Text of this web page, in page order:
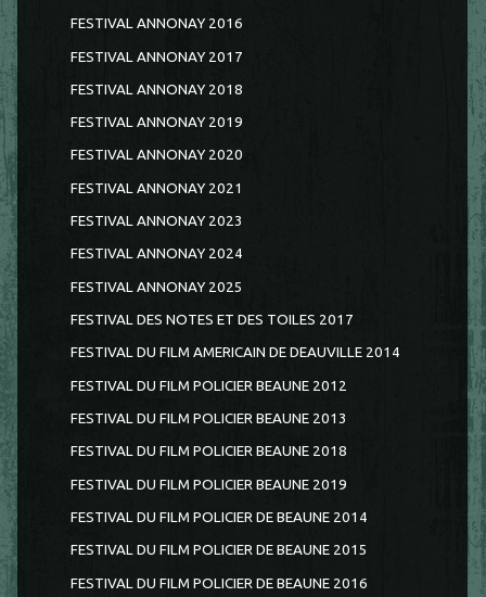
FESTIVAL ANNONAY 2016
FESTIVAL ANNONAY 2017
FESTIVAL ANNONAY 2018
FESTIVAL ANNONAY 2019
FESTIVAL ANNONAY 2020
FESTIVAL ANNONAY 2021
FESTIVAL ANNONAY 2023
FESTIVAL ANNONAY 2024
FESTIVAL ANNONAY 2025
FESTIVAL DES NOTES ET DES TOILES 2017
FESTIVAL DU FILM AMERICAIN DE DEAUVILLE 2014
FESTIVAL DU FILM POLICIER BEAUNE 2012
FESTIVAL DU FILM POLICIER BEAUNE 2013
FESTIVAL DU FILM POLICIER BEAUNE 2018
FESTIVAL DU FILM POLICIER BEAUNE 2019
FESTIVAL DU FILM POLICIER DE BEAUNE 2014
FESTIVAL DU FILM POLICIER DE BEAUNE 2015
FESTIVAL DU FILM POLICIER DE BEAUNE 2016